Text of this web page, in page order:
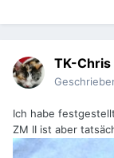
TK-Chris
Ich habe
ZM II ist aber